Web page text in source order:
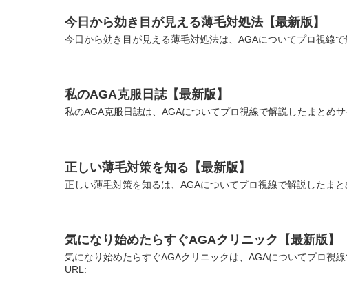
今日から効き目が見える薄毛対処法【最新版】
今日から効き目が見える薄毛対処法は、AGAについてプロ視線
私のAGA克服日誌【最新版】
私のAGA克服日誌は、AGAについてプロ視線で解説したまとめ
正しい薄毛対策を知る【最新版】
正しい薄毛対策を知るは、AGAについてプロ視線で解説したま
気になり始めたらすぐAGAクリニック【最新版】
気になり始めたらすぐAGAクリニックは、AGAについてプロ視
URL: